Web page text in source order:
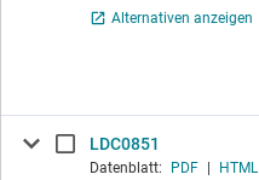
Alternativen anzeigen
LDC0851
Datenblatt: PDF HTML